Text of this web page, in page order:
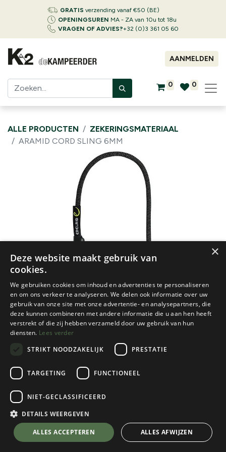
GRATIS verzending vanaf €50 (BE)
OPENINGSUREN MA - ZA van 10u tot 18u
VRAGEN OF ADVIES?+32 (0)3 361 05 60
AANMELDEN
0 0
ALLE PRODUCTEN
ZEKERINGSMATERIAAL
ARAMID CORD SLING 6MM
Edelrid
Aramid Cord Sling 6mm
Kies een maat
💬 Stel je vraag over dit product via WhatsApp
×
Deze website maakt gebruik van
cookies.
We gebruiken cookies om inhoud en advertenties te personaliseren
en om ons verkeer te analyseren. We delen ook informatie over uw
gebruik van onze site met onze advertentie- en analysepartners, die
deze kunnen combineren met andere informatie die u aan hen heeft
verstrekt of die zij hebben verzameld door uw gebruik van hun
diensten. Lees verder
STRIKT NOODZAKELIJK
PRESTATIE
TARGETING FUNCTIONEEL
NIET-GECLASSIFICEERD
DETAILS WEERGEVEN
ALLES ACCEPTEREN ALLES AFWIJZEN